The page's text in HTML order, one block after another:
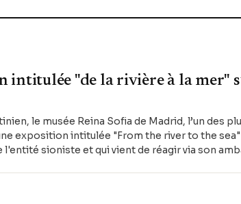
intitulée "de la rivière à la mer"
le musée Reina Sofia de Madrid, l’un des
exposition intitulée "From the river to the sea"
sioniste et qui vient de réagir via son